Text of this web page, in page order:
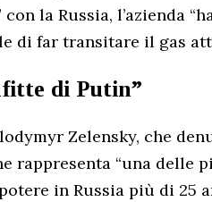
la Russia, l’azienda
di far transitare il gas
di Putin”
Zelensky, che
rappresenta “una delle
in Russia più di 25